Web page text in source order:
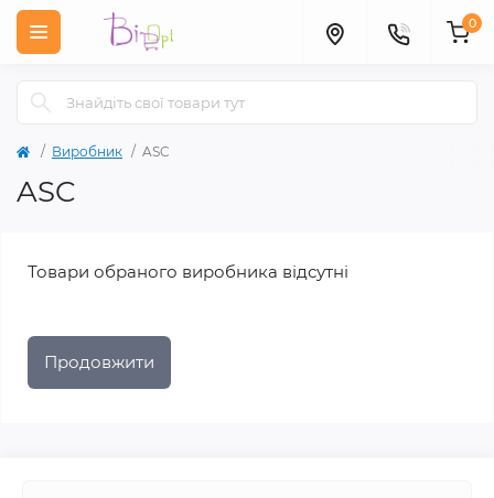
0
Виробник ASC
ASC
Товари обраного виробника відсутні
Продовжити